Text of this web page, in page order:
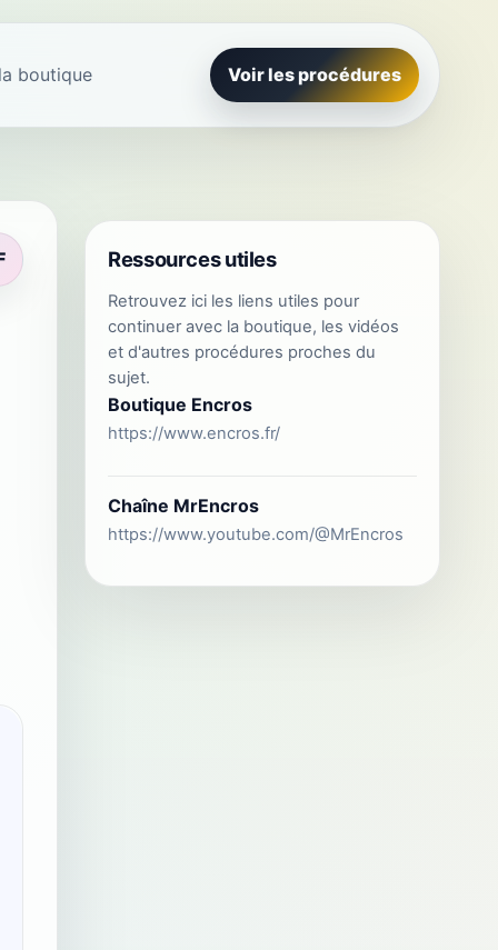
boutique Voir les procédures
Ressources utiles
Retrouvez ici les liens utiles pour
continuer avec la boutique, les vidéos
et d'autres procédures proches du
sujet.
Boutique Encros
https://www.encros.fr/
Chaîne MrEncros
https://www.youtube.com/@MrEncros